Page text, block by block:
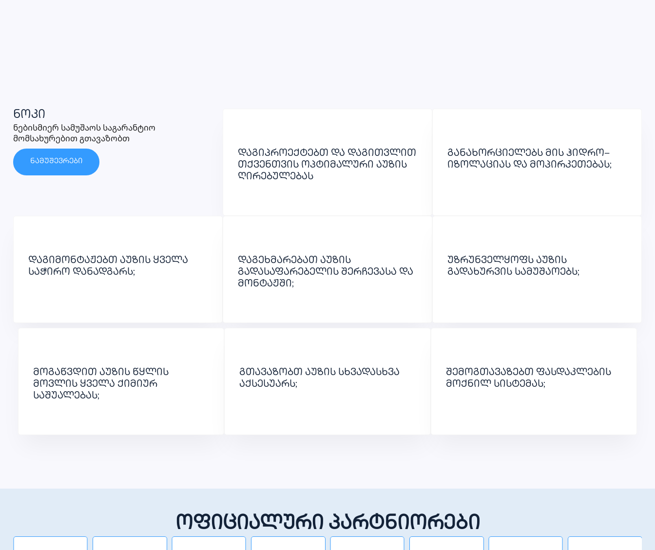
ნოკი
ნებისმიერ სამუშაოს საგარანტიო
მომსახურებით გთავაზობთ
ნამუშევრები
დაგიპროექტებთ და დაგითვლით
თქვენთვის ოპტიმალური აუზის
ღირებულებას
განახორციელებს მის ჰიდრო–
იზოლაციას და მოპირკეთებას;
დაგიმონტაჟებთ აუზის ყველა
საჭირო დანადგარს;
დაგეხმარებათ აუზის
გადასაფარებელის შერჩევასა და
მონტაჟში;
უზრუნველყოფს აუზის
გადახურვის სამუშაოებს;
მოგაწვდით აუზის წყლის
მოვლის ყველა ქიმიურ
საშუალებას;
გთავაზობთ აუზის სხვადასხვა
აქსესუარს;
შემოგთავაზებთ ფასდაკლების
მოქნილ სისტემას;
ოფიციალური პარტნიორები